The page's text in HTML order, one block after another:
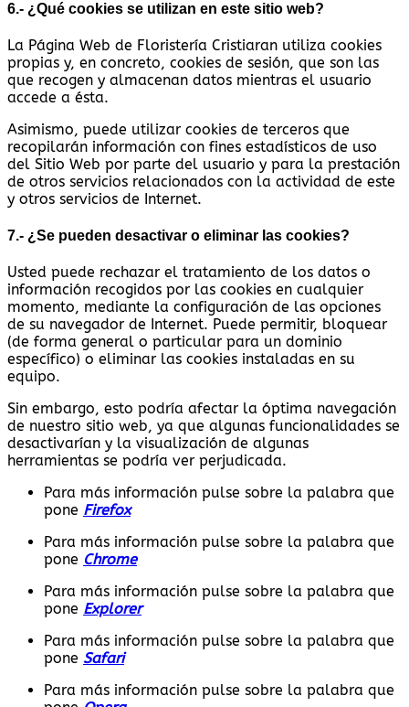
6.- ¿Qué cookies se utilizan en este sitio web?
La Página Web de Floristería Cristiaran utiliza cookies
propias y, en concreto, cookies de sesión, que son las
que recogen y almacenan datos mientras el usuario
accede a ésta.
Asimismo, puede utilizar cookies de terceros que
recopilarán información con fines estadísticos de uso
del Sitio Web por parte del usuario y para la prestación
de otros servicios relacionados con la actividad de este
y otros servicios de Internet.
7.- ¿Se pueden desactivar o eliminar las cookies?
Usted puede rechazar el tratamiento de los datos o
información recogidos por las cookies en cualquier
momento, mediante la configuración de las opciones
de su navegador de Internet. Puede permitir, bloquear
(de forma general o particular para un dominio
específico) o eliminar las cookies instaladas en su
equipo.
Sin embargo, esto podría afectar la óptima navegación
de nuestro sitio web, ya que algunas funcionalidades se
desactivarían y la visualización de algunas
herramientas se podría ver perjudicada.
Para más información pulse sobre la palabra que
pone Firefox
Para más información pulse sobre la palabra que
pone Chrome
Para más información pulse sobre la palabra que
pone Explorer
Para más información pulse sobre la palabra que
pone Safari
Para más información pulse sobre la palabra que